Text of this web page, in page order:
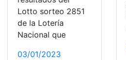
Lotto sorteo 2851
de la Lotería
Nacional que
03/01/2023